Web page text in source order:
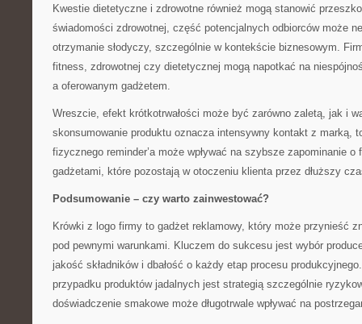
Kwestie dietetyczne i zdrowotne również mogą stanowić
świadomości zdrowotnej, część potencjalnych odbiorców może
otrzymanie słodyczy, szczególnie w kontekście biznesowym.
fitness, zdrowotnej czy dietetycznej mogą napotkać na
a oferowanym gadżetem.
Wreszcie, efekt krótkotrwałości może być zarówno zaletą, jak i
skonsumowanie produktu oznacza intensywny kontakt z marką,
fizycznego reminder’a może wpływać na szybsze zapominanie o
gadżetami, które pozostają w otoczeniu klienta przez dłuższy
Podsumowanie – czy warto zainwestować?
Krówki z logo firmy to gadżet reklamowy, który może przynieść
pod pewnymi warunkami. Kluczem do sukcesu jest wybór
jakość składników i dbałość o każdy etap procesu
przypadku produktów jadalnych jest strategią szczególnie
doświadczenie smakowe może długotrwale wpływać na